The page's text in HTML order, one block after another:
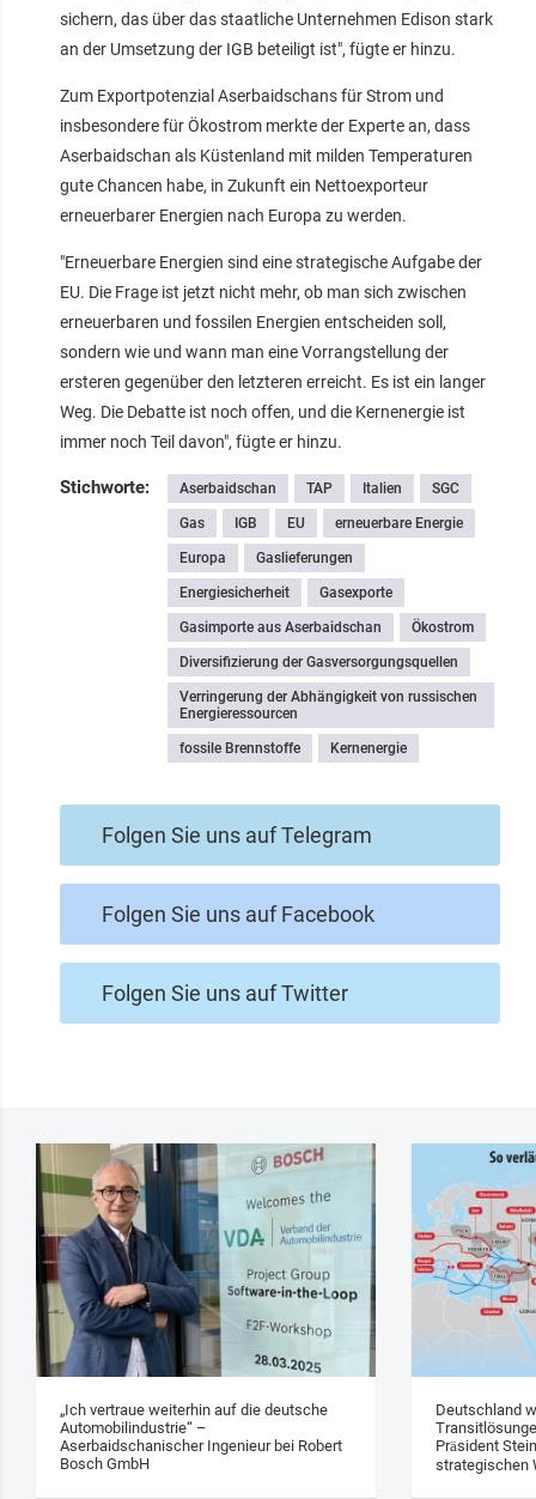
sichern, das über das staatliche Unternehmen Edison stark
an der Umsetzung der IGB beteiligt ist", fügte er hinzu.
Zum Exportpotenzial Aserbaidschans für Strom und
insbesondere für Ökostrom merkte der Experte an, dass
Aserbaidschan als Küstenland mit milden Temperaturen
gute Chancen habe, in Zukunft ein Nettoexporteur
erneuerbarer Energien nach Europa zu werden.
"Erneuerbare Energien sind eine strategische Aufgabe der
EU. Die Frage ist jetzt nicht mehr, ob man sich zwischen
erneuerbaren und fossilen Energien entscheiden soll,
sondern wie und wann man eine Vorrangstellung der
ersteren gegenüber den letzteren erreicht. Es ist ein langer
Weg. Die Debatte ist noch offen, und die Kernenergie ist
immer noch Teil davon", fügte er hinzu.
Stichworte: Aserbaidschan TAP Italien SGC
Gas IGB EU erneuerbare Energie
Europa Gaslieferungen
Energiesicherheit Gasexporte
Gasimporte aus Aserbaidschan Ökostrom
Diversifizierung der Gasversorgungsquellen
Verringerung der Abhängigkeit von russischen
Energieressourcen
fossile Brennstoffe Kernenergie
Folgen Sie uns auf Telegram
Folgen Sie uns auf Facebook
Folgen Sie uns auf Twitter
„Ich vertraue weiterhin auf die deutsche
Automobilindustrie“ –
Aserbaidschanischer Ingenieur bei Robert
Bosch GmbH
Deutschland
Präsident
strategischen